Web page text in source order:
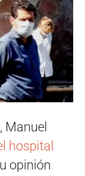
Manuel
hospital
opinión